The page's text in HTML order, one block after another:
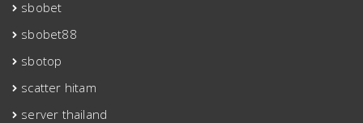
sbobet
sbobet88
sbotop
scatter hitam
server thailand